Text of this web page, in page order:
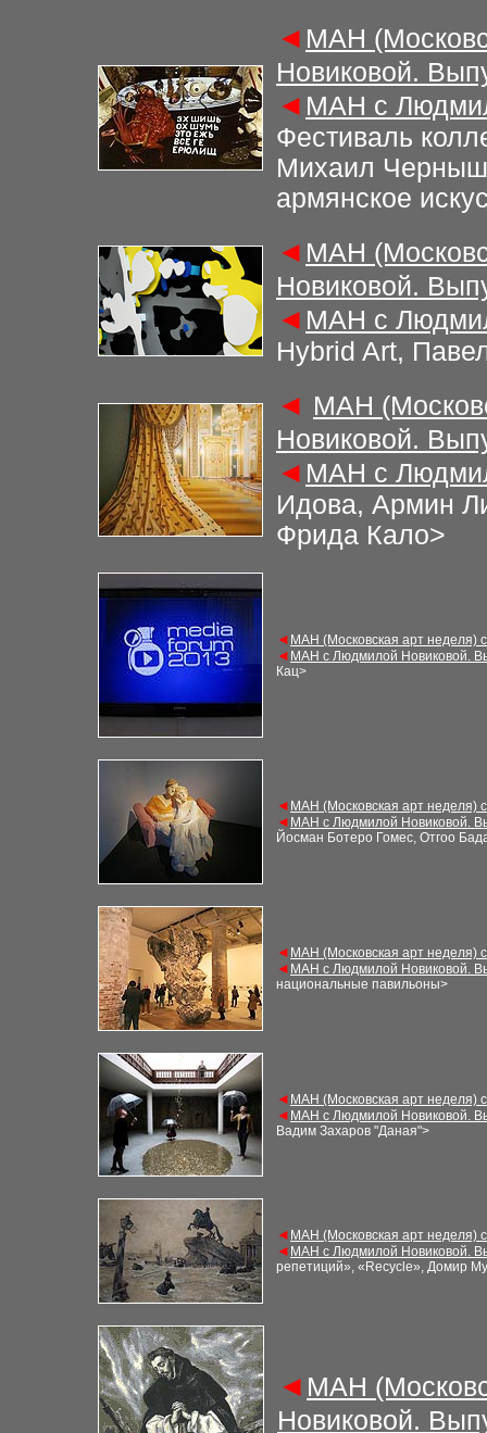
◄ МАН
Новиковой.
◄ МАН с
Фестиваль
Михаил
армянское
◄ МАН
Новиковой.
◄ МАН с
Hybrid Art,
◄ МАН
Новиковой.
◄ МАН с
Идова, Армин
Фрида Кало>
◄ МАН (Московская арт неделя)
◄ МАН с Людмилой Новиковой.
Кац>
◄ МАН (Московская арт неделя)
◄ МАН с Людмилой Новиковой.
Йосман Ботеро Гомес, Отгоо
◄ МАН (Московская арт неделя)
◄ МАН с Людмилой Новиковой.
национальные павильоны>
◄ МАН (Московская арт неделя)
◄ МАН с Людмилой Новиковой.
Вадим Захаров "Даная">
◄ МАН (Московская арт неделя)
◄ МАН с Людмилой Новиковой.
репетиций», «Recycle», Домир
◄ МАН
Новиковой.